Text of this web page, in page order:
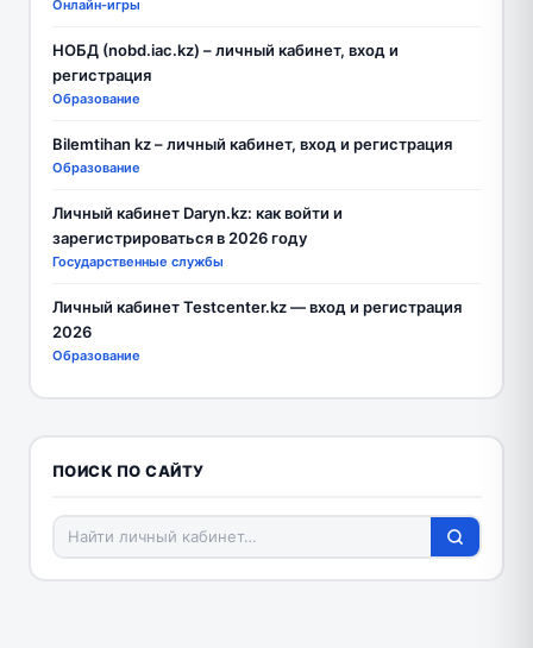
Онлайн-игры
НОБД (nobd.iac.kz) – личный кабинет, вход и
регистрация
Образование
Bilemtihan kz – личный кабинет, вход и регистрация
Образование
Личный кабинет Daryn.kz: как войти и
зарегистрироваться в 2026 году
Государственные службы
Личный кабинет Testcenter.kz — вход и регистрация
2026
Образование
ПОИСК ПО САЙТУ